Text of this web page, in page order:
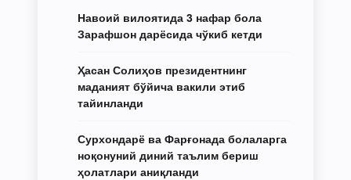
Навоий вилоятида 3 нафар бола
Зарафшон дарёсида чўкиб кетди
Ҳасан Солиҳов президентнинг
маданият бўйича вакили этиб
тайинланди
Сурхондарё ва Фарғонада болаларга
ноқонуний диний таълим бериш
ҳолатлари аниқланди